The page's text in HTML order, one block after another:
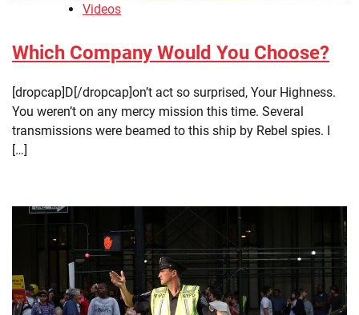
Videos
Which Company Would You Choose?
[dropcap]D[/dropcap]on’t act so surprised, Your Highness.
You weren’t on any mercy mission this time. Several
transmissions were beamed to this ship by Rebel spies. I
[…]